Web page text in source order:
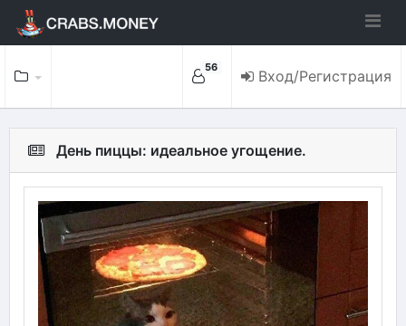
56 Вход/Регистрация
День пиццы: идеальное угощение.